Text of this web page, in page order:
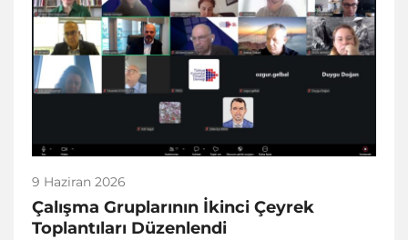
9 Haziran 2026
Çalışma Gruplarının İkinci Çeyrek
Toplantıları Düzenlendi